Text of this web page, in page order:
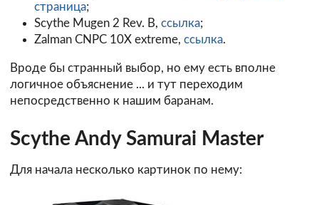
страница;
Scythe Mugen 2 Rev. B, ссылка;
Zalman CNPC 10X extreme, ссылка.
Вроде бы странный выбор, но ему есть вполне
логичное объяснение ... и тут переходим
непосредственно к нашим баранам.
Scythe Andy Samurai Master
Для начала несколько картинок по нему: